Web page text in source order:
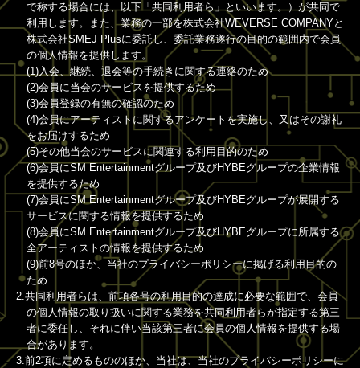
で称する場合には、以下「共同利用者ら」といいます。）が共同で
利用します。また、業務の一部を株式会社WEVERSE COMPANYと
株式会社SMEJ Plusに委託し、委託業務遂行の目的の範囲内で会員
の個人情報を提供します。
(1)入会、継続、退会等の手続きに関する連絡のため
(2)会員に当会のサービスを提供するため
(3)会員登録の有無の確認のため
(4)会員にアーティストに関するアンケートを実施し、又はその謝礼
をお届けするため
(5)その他当会のサービスに関連する利用目的のため
(6)会員にSM Entertainmentグループ及びHYBEグループの企業情報
を提供するため
(7)会員にSM Entertainmentグループ及びHYBEグループが展開する
サービスに関する情報を提供するため
(8)会員にSM Entertainmentグループ及びHYBEグループに所属する
全アーティストの情報を提供するため
(9)前8号のほか、当社のプライバシーポリシーに掲げる利用目的の
ため
2.共同利用者らは、前項各号の利用目的の達成に必要な範囲で、会員
の個人情報の取り扱いに関する業務を共同利用者らが指定する第三
者に委任し、それに伴い当該第三者に会員の個人情報を提供する場
合があります。
3.前2項に定めるもののほか、当社は、当社のプライバシーポリシーに